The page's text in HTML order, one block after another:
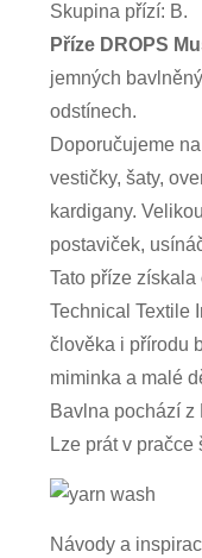
Skupina přízí: B.
Příze DROPS
jemných
odstínech.
Doporučujeme
vestičky, šaty,
kardigany.
postaviček,
Tato příze získala
Technical Textile
člověka i přírodu
miminka a malé
Bavlna pochází z
Lze prát v pračce
Návody a